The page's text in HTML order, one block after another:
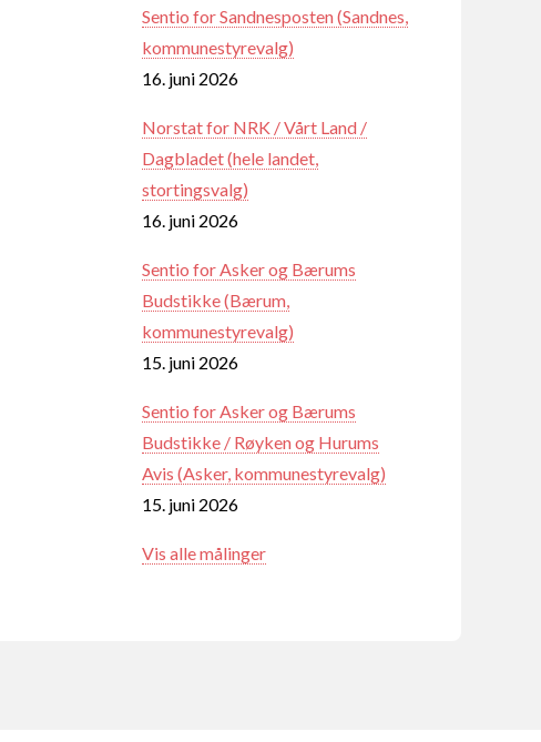
Sentio for Sandnesposten (Sandnes,
kommunestyrevalg)
16. juni 2026
Norstat for NRK / Vårt Land /
Dagbladet (hele landet,
stortingsvalg)
16. juni 2026
Sentio for Asker og Bærums
Budstikke (Bærum,
kommunestyrevalg)
15. juni 2026
Sentio for Asker og Bærums
Budstikke / Røyken og Hurums
Avis (Asker, kommunestyrevalg)
15. juni 2026
Vis alle målinger